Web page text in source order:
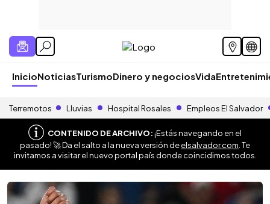
InicioNoticiasTurismoDinero y negociosVida
Terremotos Lluvias Hospital Rosales Empleos El Salvador
CONTENIDO DE ARCHIVO:¡Estás navegando en el
pasado! 🚀 Da el salto a la nueva versión deelsalvador.com . Te
invitamos a visitar el nuevo portal país donde coincidimos todos.